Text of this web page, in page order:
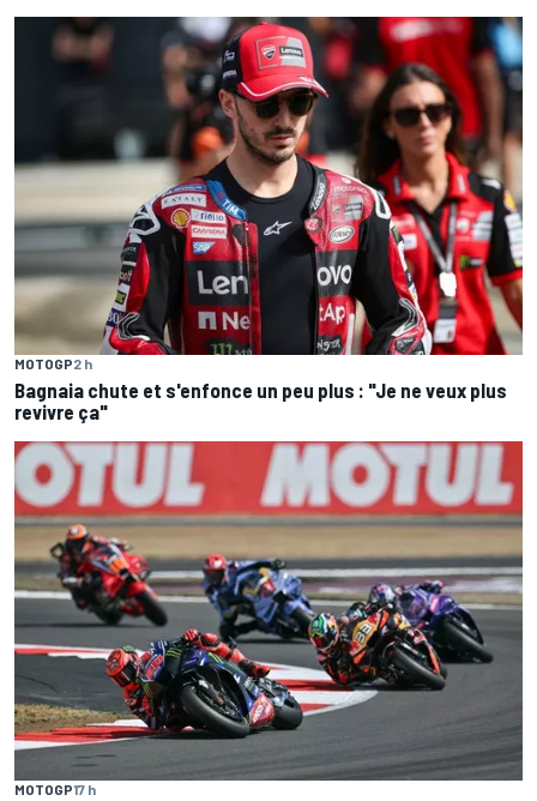
MOTOGP2 h
Bagnaia chute et s'enfonce un peu plus : "Je ne veux plus
revivre ça"
MOTOGP17 h